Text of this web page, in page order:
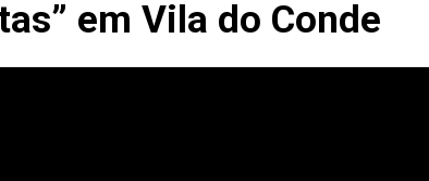
em Vila do Conde